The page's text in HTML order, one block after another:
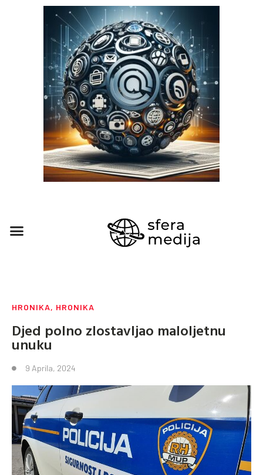
HRONIKA, HRONIKA
Djed polno zlostavljao maloljetnu
unuku
9 Aprila, 2024